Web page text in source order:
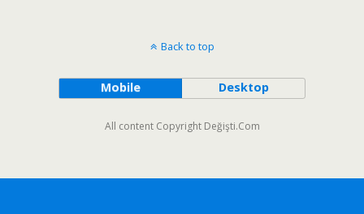
Back to top
Mobile Desktop
All content Copyright Değişti.Com